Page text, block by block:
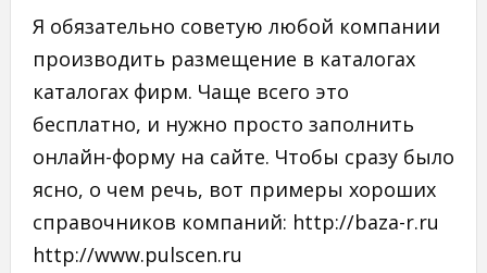
Я обязательно советую любой компании
производить размещение в каталогах
каталогах фирм. Чаще всего это
бесплатно, и нужно просто заполнить
онлайн-форму на сайте. Чтобы сразу было
ясно, о чем речь, вот примеры хороших
справочников компаний: http://baza-r.ru
http://www.pulscen.ru